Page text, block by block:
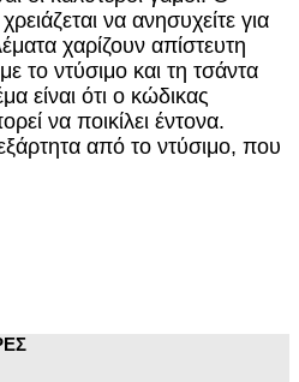
να ανησυχείτε για
χαρίζουν απίστευτη
το ντύσιμο και τη τσάντα
είναι ότι ο κώδικας
να ποικίλει έντονα.
από το ντύσιμο, που